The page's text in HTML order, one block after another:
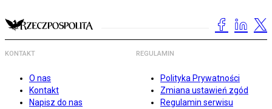
KONTAKT
O nas
Kontakt
Napisz do nas
REGULAMIN
Polityka Prywatności
Zmiana ustawień zgód
Regulamin serwisu